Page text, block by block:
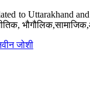
to Uttarakhand
जोशी